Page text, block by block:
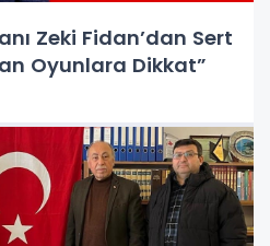
Zeki Fidan’dan Sert
Oyunlara Dikkat”